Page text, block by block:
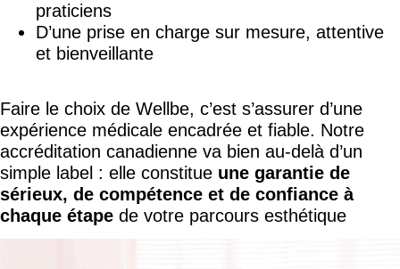
praticiens
D’une prise en charge sur mesure, attentive
et bienveillante
Faire le choix de Wellbe, c’est s’assurer d’une
expérience médicale encadrée et fiable. Notre
accréditation canadienne va bien au-delà d’un
simple label : elle constitue une garantie de
sérieux, de compétence et de confiance à
chaque étape de votre parcours esthétique